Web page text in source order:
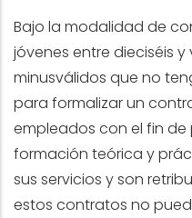
Bajo la modalidad de
jóvenes entre dieciséis
minusválidos que no
para formalizar un
empleados con el fin
formación teórica y
sus servicios y son
estos contratos no